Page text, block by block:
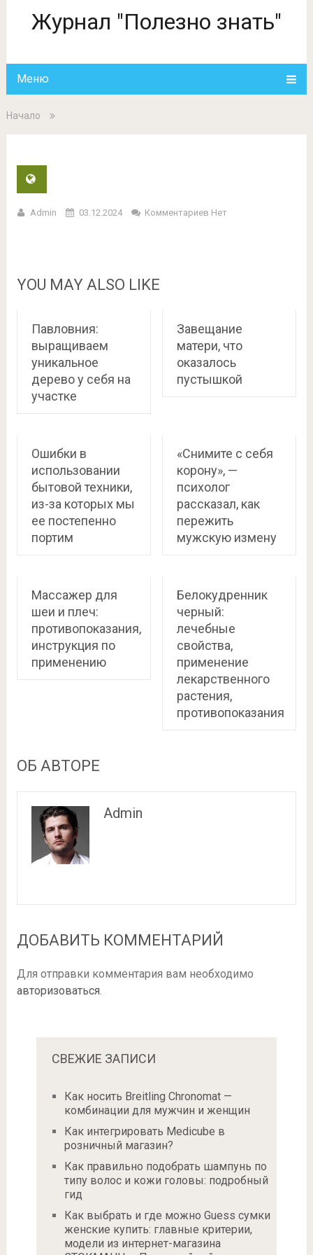
Журнал "Полезно знать"
Меню
Начало
Admin 03.12.2024 Комментариев Нет
YOU MAY ALSO LIKE
Павловния:
выращиваем
уникальное
дерево у себя на
участке
Завещание
матери, что
оказалось
пустышкой
Ошибки в
использовании
бытовой техники,
из-за которых мы
ее постепенно
портим
«Снимите с себя
корону», —
психолог
рассказал, как
пережить
мужскую измену
Массажер для
шеи и плеч:
противопоказания,
инструкция по
применению
Белокудренник
черный:
лечебные
свойства,
применение
лекарственного
растения,
противопоказания
ОБ АВТОРЕ
Admin
ДОБАВИТЬ КОММЕНТАРИЙ
Для отправки комментария вам необходимо
авторизоваться.
СВЕЖИЕ ЗАПИСИ
Как носить Breitling Chronomat —
комбинации для мужчин и женщин
Как интегрировать Medicube в
розничный магазин?
Как правильно подобрать шампунь по
типу волос и кожи головы: подробный
гид
Как выбрать и где можно Guess сумки
женские купить: главные критерии,
модели из интернет-магазина